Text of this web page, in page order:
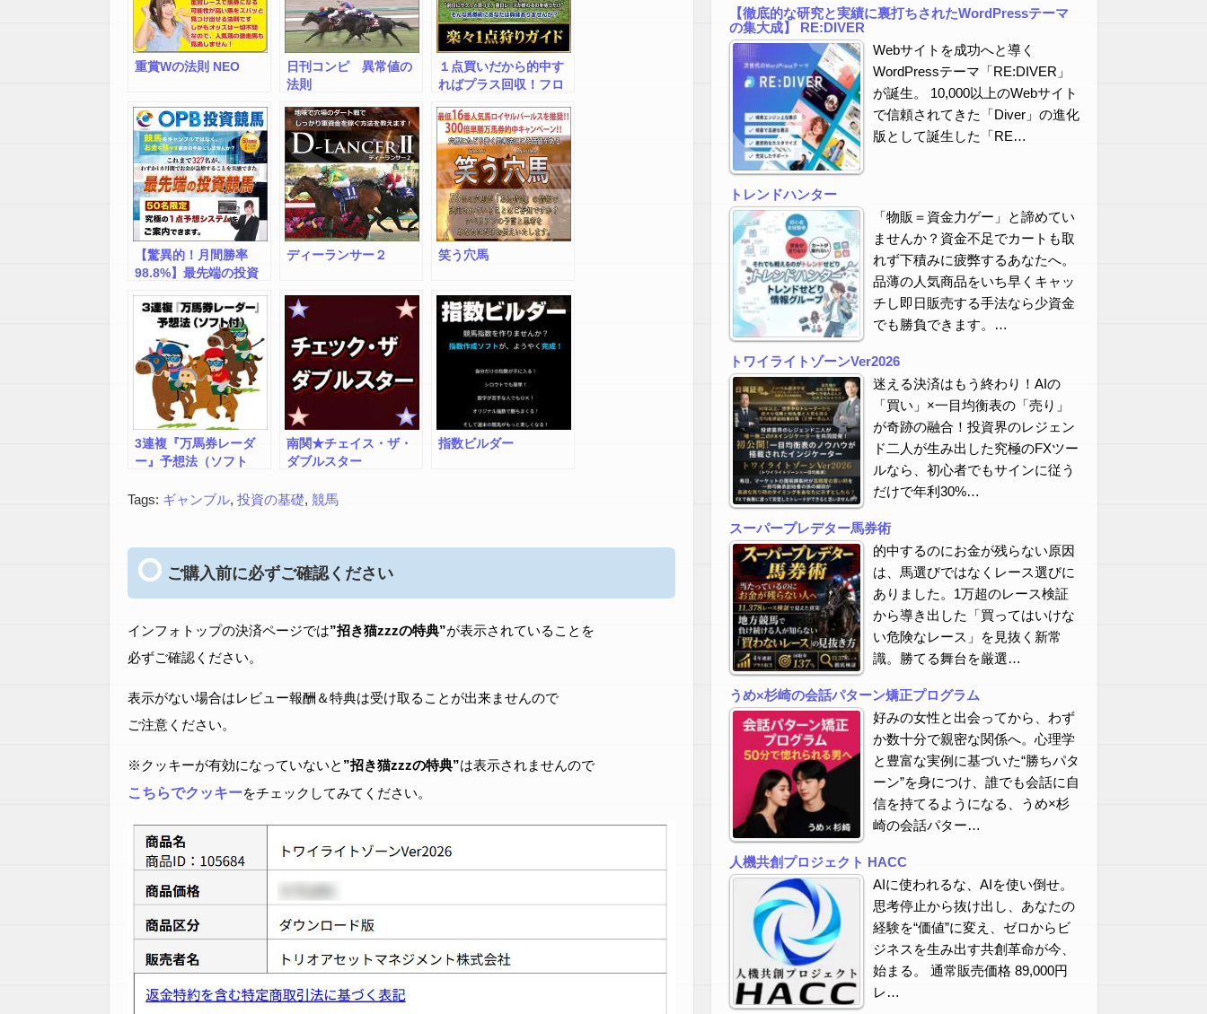
重賞Wの法則 NEO
日刊コンピ 異常値の
法則
１点買いだから的中す
ればプラス回収！フロ
プで「鉄板馬」へ導く
コンピ馬券術『楽々１
点狩りガイド』
【驚異的！月間勝率
98.8%】最先端の投資
ム」
ディーランサー２ 笑う穴馬
3連複『万馬券レーダ
ー』予想法（ソフト
南関★チェイス・ザ・
ダブルスター
指数ビルダー
Tags: ギャンブル, 投資の基礎, 競馬
ご購入前に必ずご確認ください
インフォトップの決済ページでは”招き猫zzzの特典”が表示されていることを
必ずご確認ください。
表示がない場合はレビュー報酬＆特典は受け取ることが出来ませんので
ご注意ください。
※クッキーが有効になっていないと ”招き猫zzzの特典”は表示されませんので
こちらでクッキーをチェックしてみてください。
【徹底的な研究と実績に裏打ちされたWordPressテーマ
の集大成】 RE:DIVER
Webサイトを成功へと導く
WordPressテーマ「RE:DIVER」
が誕生。 10,000以上のWebサイト
で信頼されてきた「Diver」の進化
版として誕生した「RE…
トレンドハンター
「物販＝資金力ゲー」と諦めてい
ませんか？資金不足でカートも取
れず下積みに疲弊するあなたへ。
品薄の人気商品をいち早くキャッ
チし即日販売する手法なら少資金
でも勝負できます。…
トワイライトゾーンVer2026
迷える決済はもう終わり！AIの
「買い」×一目均衡表の「売り」
が奇跡の融合！投資界のレジェン
ド二人が生み出した究極のFXツー
ルなら、初心者でもサインに従う
だけで年利30%…
スーパープレデター馬券術
的中するのにお金が残らない原因
は、馬選びではなくレース選びに
ありました。1万超のレース検証
から導き出した「買ってはいけな
い危険なレース」を見抜く新常
識。勝てる舞台を厳選…
うめ×杉崎の会話パターン矯正プログラム
好みの女性と出会ってから、わず
か数十分で親密な関係へ。心理学
と豊富な実例に基づいた“勝ちパタ
ーン”を身につけ、誰でも会話に自
信を持てるようになる、うめ×杉
崎の会話パター…
人機共創プロジェクト HACC
AIに使われるな、AIを使い倒せ。
思考停止から抜け出し、あなたの
経験を“価値”に変え、ゼロからビ
ジネスを生み出す共創革命が今、
始まる。 通常販売価格 89,000円
レ…